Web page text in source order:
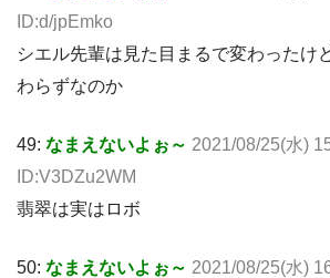
ID:d/jpEmko
シエル先輩は見た目まるで変わったけ
わらずなのか
49: なまえないよぉ～ 2021/08/25(水)
ID:V3DZu2WM
翡翠は実はロボ
50: なまえないよぉ～ 2021/08/25(水)